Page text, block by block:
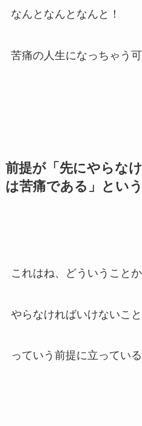
なんとなんとなんと！
苦痛の人生になっちゃう
前提が「先にやらな
は苦痛である」とい
これはね、どういうこと
やらなければいけないこ
っていう前提に立っている